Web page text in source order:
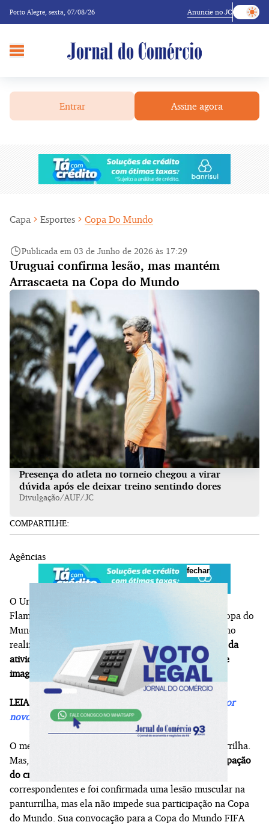
Porto Alegre, sexta, 07/08/26 Anuncie no JC
Entrar Assine agora
Capa Esportes Copa Do Mundo
Publicada em 03 de Junho de 2026 às 17:29
Uruguai confirma lesão, mas mantém
Arrascaeta na Copa do Mundo
Presença do atleta no torneio chegou a virar
dúvida após ele deixar treino sentindo dores
Divulgação/AUF/JC
COMPARTILHE:
Agências
O Uruguai confirmou a lesão de Arrascaeta, meia do
Flamengo, mas confirmou que o jogador estará na Copa do
Mundo. O camisa 10 sentiu dores musculares no treino
realizado nesta terça-feira (02), no Uruguai. Ele saiu da
atividade com um "desconforto" e realizou exames de
imagem para ter o diagnóstico.
LEIA TAMBÉM:
Fabinho Soldado intensifica busca por
novos jogadores para o Inter
O meia teve detectada uma lesão muscular na panturrilha.
Mas,
o problema físico não deve inviabilizar a participação
do craque no torneio
correspondentes e foi confirmada uma lesão muscular na
panturrilha, mas ela não impede sua participação na Copa
do Mundo. Sua convocação para a Copa do Mundo FIFA
fechar